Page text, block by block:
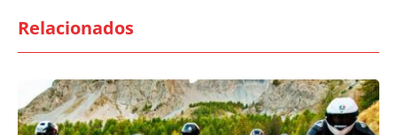
Relacionados